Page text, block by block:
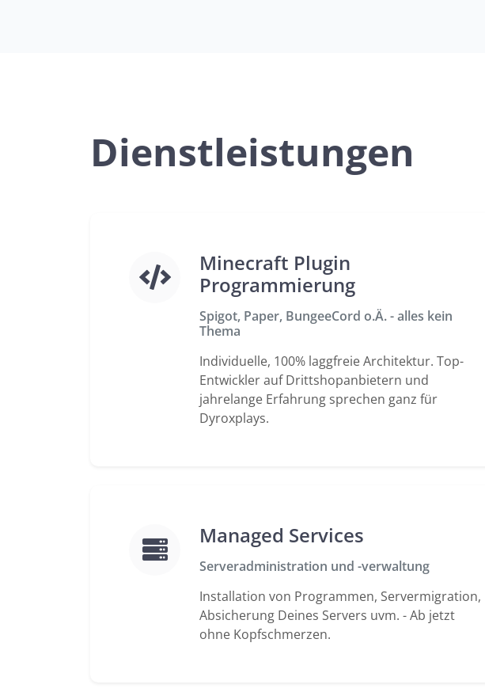
Dienstleistungen
Minecraft Plugin
Programmierung
Spigot, Paper, BungeeCord o.Ä. - alles kein
Thema
Individuelle, 100% laggfreie Architektur. Top-
Entwickler auf Drittshopanbietern und
jahrelange Erfahrung sprechen ganz für
Dyroxplays.
Managed Services
Serveradministration und -verwaltung
Installation von Programmen, Servermigration,
Absicherung Deines Servers uvm. - Ab jetzt
ohne Kopfschmerzen.